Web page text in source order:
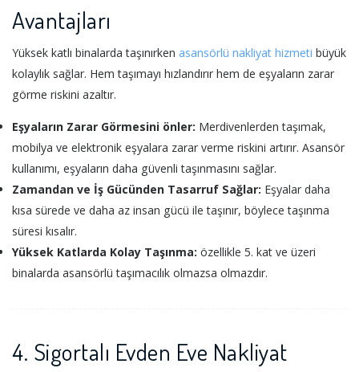
Avantajları
Yüksek katlı binalarda taşınırken asansörlü nakliyat hizmeti büyük
kolaylık sağlar. Hem taşımayı hızlandırır hem de eşyaların zarar
görme riskini azaltır.
Eşyaların Zarar Görmesini önler: Merdivenlerden taşımak,
mobilya ve elektronik eşyalara zarar verme riskini artırır. Asansör
kullanımı, eşyaların daha güvenli taşınmasını sağlar.
Zamandan ve İş Gücünden Tasarruf Sağlar: Eşyalar daha
kısa sürede ve daha az insan gücü ile taşınır, böylece taşınma
süresi kısalır.
Yüksek Katlarda Kolay Taşınma: özellikle 5. kat ve üzeri
binalarda asansörlü taşımacılık olmazsa olmazdır.
4. Sigortalı Evden Eve Nakliyat